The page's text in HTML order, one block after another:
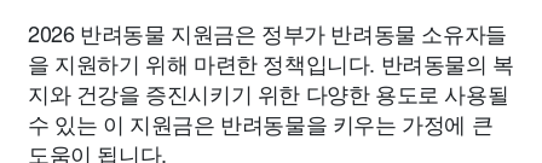
2026 반려동물 지원금은 정부가 반려동물 소유자들
을 지원하기 위해 마련한 정책입니다. 반려동물의 복
지와 건강을 증진시키기 위한 다양한 용도로 사용될
수 있는 이 지원금은 반려동물을 키우는 가정에 큰
도움이 됩니다.